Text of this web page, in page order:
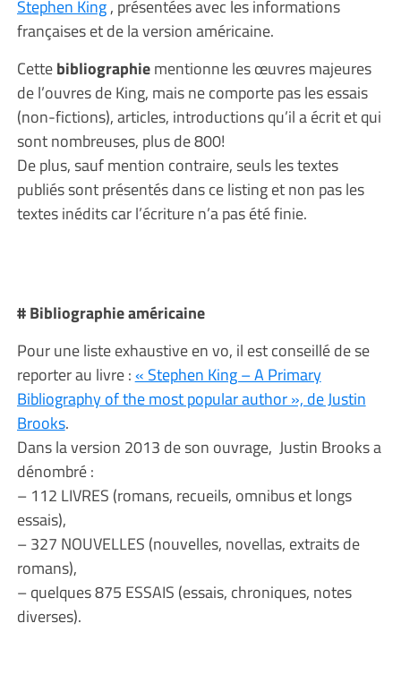
Stephen King, présentées avec les informations
françaises et de la version américaine.
Cettebibliographiementionne les œuvres majeures
de l’ouvres de King, mais ne comporte pas les essais
(non-fictions), articles, introductions qu’il a écrit et qui
sont nombreuses, plus de 800!
De plus, sauf mention contraire, seuls les textes
publiés sont présentés dans ce listing et non pas les
textes inédits car l’écriture n’a pas été finie.
# Bibliographie américaine
Pour une liste exhaustive en vo, il est conseillé de se
reporter au livre :« Stephen King – A Primary
Bibliography of the most popular author », de Justin
Brooks.
Dans la version 2013 de son ouvrage, Justin Brooks a
dénombré :
– 112 LIVRES (romans, recueils, omnibus et longs
essais),
– 327 NOUVELLES (nouvelles, novellas, extraits de
romans),
– quelques 875 ESSAIS (essais, chroniques, notes
diverses).